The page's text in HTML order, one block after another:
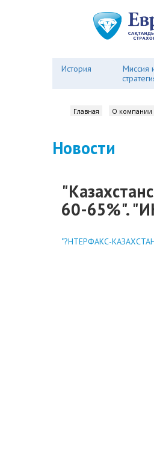
История
Миссия
Главная О компании
Новости
60-65%".
"?НТЕРФАКС-